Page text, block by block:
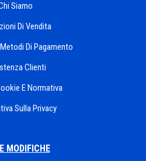
Siamo
Di Vendita
Di Pagamento
Clienti
E Normativa
Sulla Privacy
MODIFICHE